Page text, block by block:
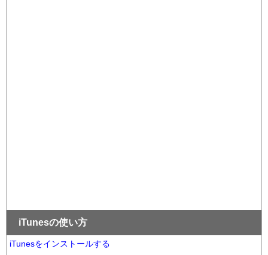
iTunesの使い方
iTunesをインストールする